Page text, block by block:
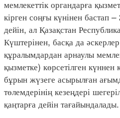
мемлекеттік органдарға
кірген соңғы күнінен бастап
дейін, ал Қазақстан
Күштерінен, басқа да
құралымдардан арнаулы
қызметке) көрсетілген
бұрын жүзеге асырылған
төлемдерінің кезеңдері
қаңтарға дейін тағайындалады.